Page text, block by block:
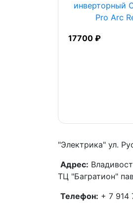
инверторный
Pro Arc
17700 ₽
"Электрика" ул.
Адрес:
ТЦ "Багратион"
Телефон: + 7 914